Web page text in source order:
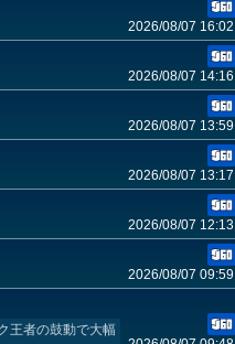
2026/08/07 16:02
2026/08/07 14:16
2026/08/07 13:59
2026/08/07 13:17
2026/08/07 12:13
2026/08/07 09:59
王者の鼓動で大幅